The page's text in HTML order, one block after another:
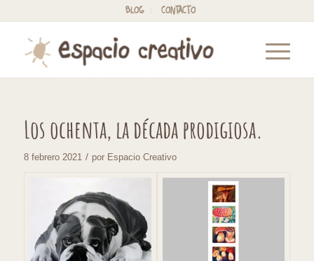
BLOG CONTACTO
Los ochenta, la década prodigiosa.
8 febrero 2021 / por Espacio Creativo